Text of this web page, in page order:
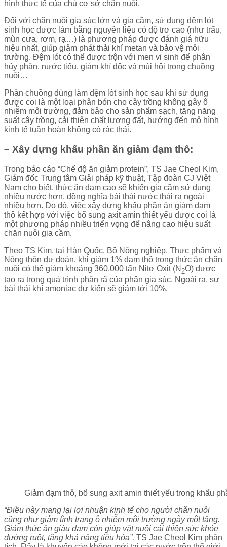
hình thực tế của chủ cơ sở chăn nuôi.
Ðối với chăn nuôi gia súc lớn và gia cầm, sử dụng đệm lót
sinh học được làm bằng nguyên liệu có độ trơ cao (như trấu,
mùn cưa, rơm, rạ…) là phương pháp được đánh giá hữu
hiệu nhất, giúp giảm phát thải khí metan và bảo vệ môi
trường. Ðệm lót có thể được trộn với men vi sinh để phân
hủy phân, nước tiểu, giảm khí độc và mùi hôi trong chuồng
nuôi…
Phân chuồng dùng làm đệm lót sinh học sau khi sử dụng
được coi là một loại phân bón cho cây trồng không gây ô
nhiễm môi trường, đảm bảo cho sản phẩm sạch, tăng năng
suất cây trồng, cải thiện chất lượng đất, hướng đến mô hình
kinh tế tuần hoàn không có rác thải.
– Xây dựng khẩu phần ăn giảm đạm thô:
Trong báo cáo “Chế độ ăn giảm protein”, TS Jae Cheol Kim,
Giám đốc Trung tâm Giải pháp kỹ thuật, Tập đoàn CJ Việt
Nam cho biết, thức ăn đạm cao sẽ khiến gia cầm sử dụng
nhiều nước hơn, đồng nghĩa bài thải nước thải ra ngoài
nhiều hơn. Do đó, việc xây dựng khẩu phần ăn giảm đạm
thô kết hợp với việc bổ sung axit amin thiết yếu được coi là
một phương pháp nhiều triển vọng để nâng cao hiệu suất
chăn nuôi gia cầm.
Theo TS Kim, tại Hàn Quốc, Bộ Nông nghiệp, Thực phẩm và
Nông thôn dự đoán, khi giảm 1% đạm thô trong thức ăn chăn
nuôi có thể giảm khoảng 360.000 tấn Nitơ Oxit (N 2O) được
tạo ra trong quá trình phân rã của phân gia súc. Ngoài ra, sự
bài thải khí amoniac dự kiến sẽ giảm tới 10%.
Giảm đạm thô, bổ sung axit amin thiết yếu trong khẩu
“Ðiều này mang lại lợi nhuận kinh tế cho người chăn nuôi
cũng như giảm tình trạng ô nhiễm môi trường ngày một tăng.
Giảm thức ăn giàu đạm còn giúp vật nuôi cải thiện sức khỏe
đường ruột, tăng khả năng tiêu hóa”, TS Jae Cheol Kim phân